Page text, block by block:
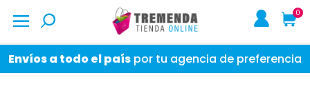
0
Envíos a todo el país por tu agencia de preferencia